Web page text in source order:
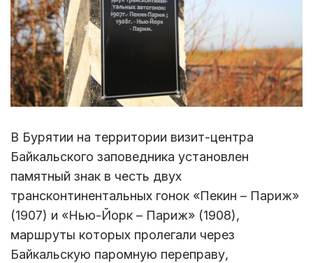
В Бурятии на территории визит-центра
Байкальского заповедника установлен
памятный знак в честь двух
трансконтинентальных гонок «Пекин – Париж»
(1907) и «Нью-Йорк – Париж» (1908),
маршруты которых пролегали через
Байкальскую паромную переправу,